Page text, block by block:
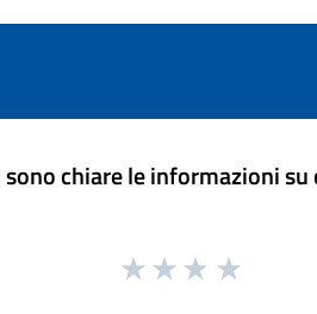
chiare le informazioni su